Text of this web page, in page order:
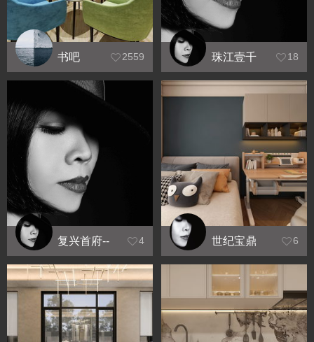
书吧 2559
珠江壹千
栋--王瑞
18
复兴首府--
王瑞
4
世纪宝鼎
效果图
1.21
6